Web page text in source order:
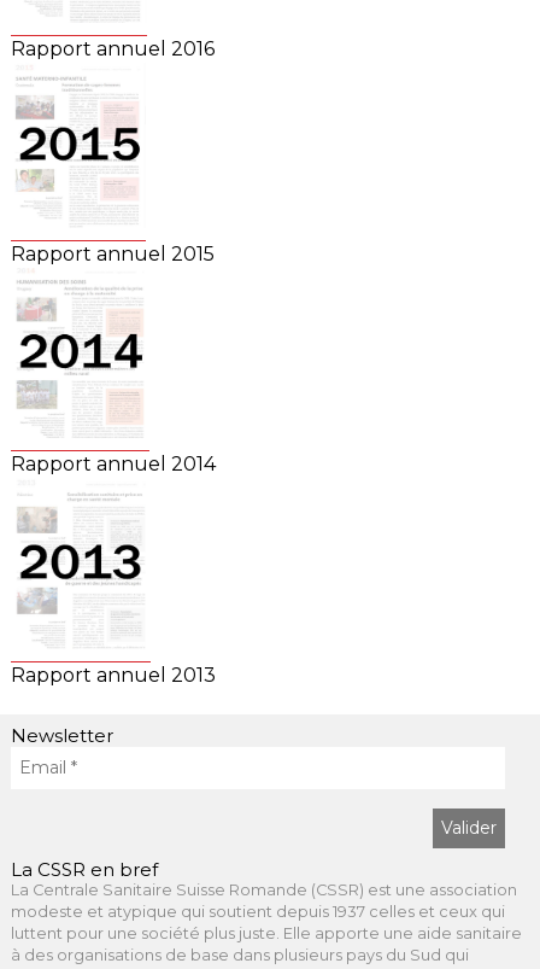
Rapport annuel 2016
Rapport annuel 2015
Rapport annuel 2014
Rapport annuel 2013
Newsletter
La CSSR en bref
La Centrale Sanitaire Suisse Romande (CSSR) est une association
modeste et atypique qui soutient depuis 1937 celles et ceux qui
luttent pour une société plus juste. Elle apporte une aide sanitaire
à des organisations de base dans plusieurs pays du Sud qui